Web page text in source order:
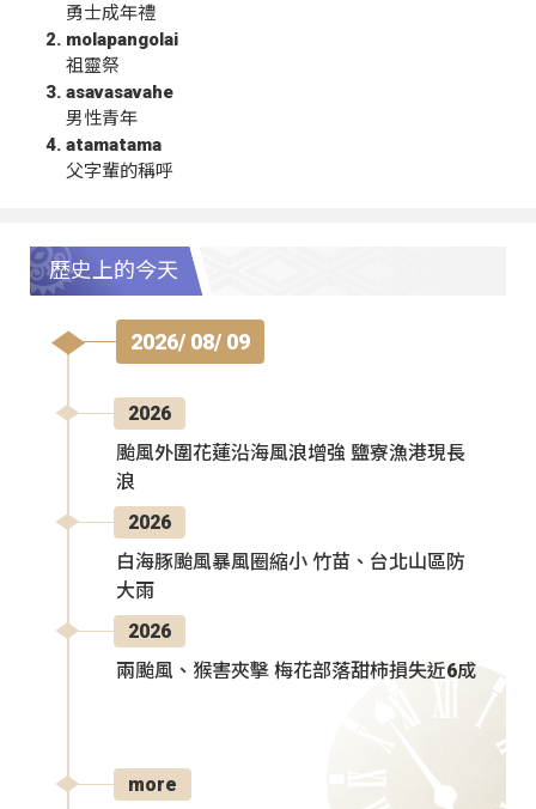
勇士成年禮
molapangolai
祖靈祭
asavasavahe
男性青年
atamatama
父字輩的稱呼
歷史上的今天
2026/ 08/ 09
2026
颱風外圍花蓮沿海風浪增強 鹽寮漁港現長
浪
2026
白海豚颱風暴風圈縮小 竹苗、台北山區防
大雨
2026
兩颱風、猴害夾擊 梅花部落甜柿損失近6成
more